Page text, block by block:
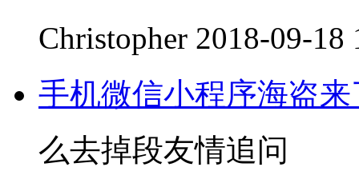
Christopher 2018-09-18
手机微信小程序海盗
么去掉段友情追问